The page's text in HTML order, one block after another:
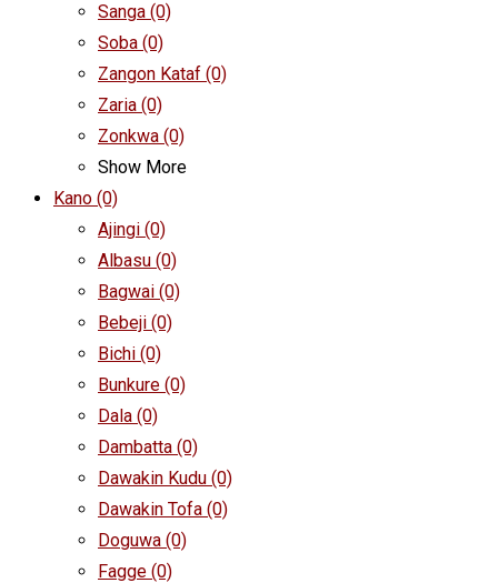
Sanga (0)
Soba (0)
Zangon Kataf (0)
Zaria (0)
Zonkwa (0)
Show More
Kano (0)
Ajingi (0)
Albasu (0)
Bagwai (0)
Bebeji (0)
Bichi (0)
Bunkure (0)
Dala (0)
Dambatta (0)
Dawakin Kudu (0)
Dawakin Tofa (0)
Doguwa (0)
Fagge (0)